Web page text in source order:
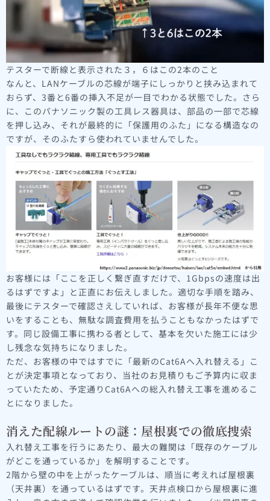
テスターで断線と表示された３，６はこの2本のこと
なんと、LANケーブルの芯線が端子にしっかりと挟み込まれて
おらず、3番と6番の挿入不足が一目でわかる状態でした。さら
に、このパナソニック製の工具レス器具は、部品の一部で芯線
を押し込み、それが最終的に「保護用のふた」になる構造なの
ですが、そのふたすら使われていませんでした。
お客様には「ここを正しく繋ぎ直すだけで、1Gbpsの速度は出
るはずですよ」と正直にお伝えしました。適切な手順を踏み、
最後にテスターで確認さえしていれば、お客様が長年不便な思
いをすることも、無駄な調査費用を払うこともなかったはずで
す。同じ設備工事に携わる者として、基本を欠いた施工には少
し残念な気持ちになりました。
ただ、お客様の中ではすでに「最新のCat6Aへ入れ替える」こ
とが決定事項となっており、当社のお見積りもご予算内に収ま
っていたため、予定通りCat6Aへの総入れ替え工事を進めるこ
とになりました。
消えた配線ルートの謎：屋根裏での徹底捜索
入れ替え工事を行うにあたり、最大の難関は「既存のケーブル
がどこを通っているか」を解明することです。
2階から壁の中を上がったケーブルは、順当に考えれば屋根裏
（天井裏）を通っているはずです。天井点検口から屋根裏に進